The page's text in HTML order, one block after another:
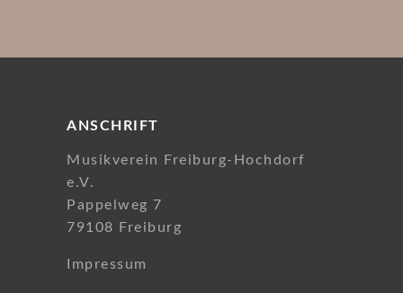
ANSCHRIFT
Musikverein Freiburg-Hochdorf
e.V.
Pappelweg 7
79108 Freiburg
Impressum